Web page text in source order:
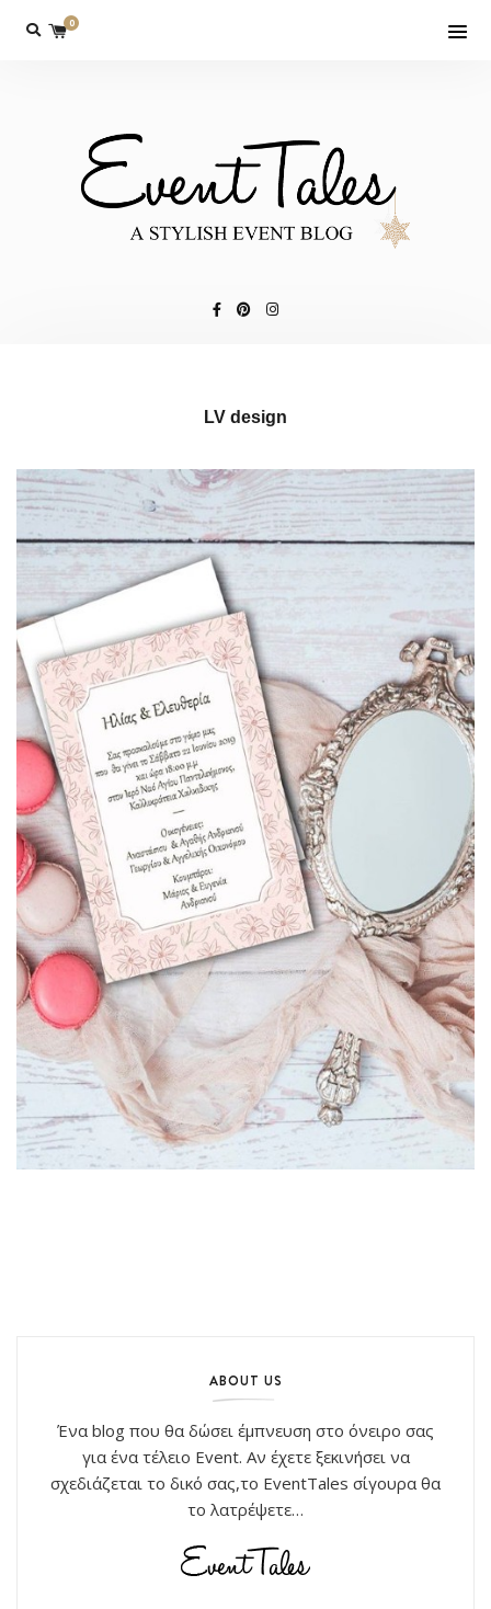
0
LV design
ABOUT US
Ένα blog που θα δώσει έμπνευση στο όνειρο σας
για ένα τέλειο Event. Αν έχετε ξεκινήσει να
σχεδιάζεται το δικό σας,το EventTales σίγουρα θα
το λατρέψετε…